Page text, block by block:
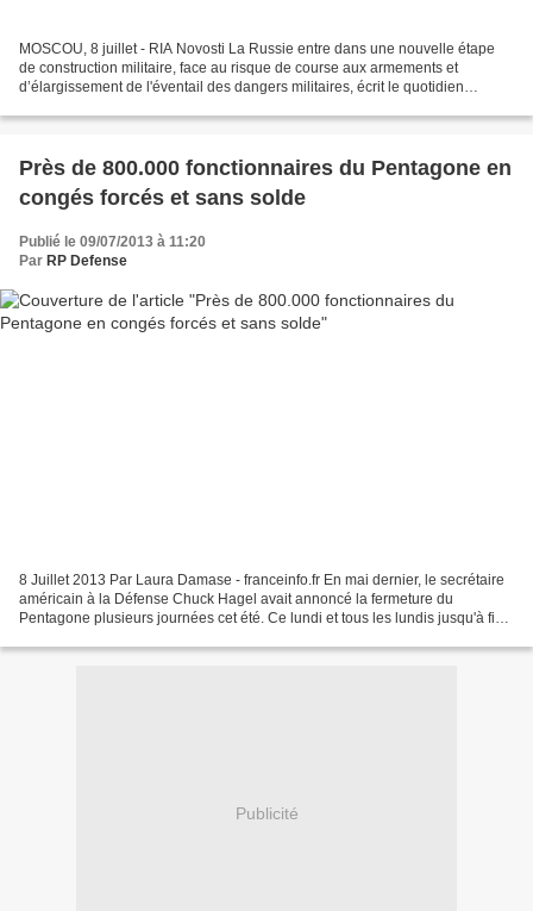
MOSCOU, 8 juillet - RIA Novosti La Russie entre dans une nouvelle étape
de construction militaire, face au risque de course aux armements et
d’élargissement de l'éventail des dangers militaires, écrit le quotidien
Près de 800.000 fonctionnaires du Pentagone en
congés forcés et sans solde
Publié le 09/07/2013 à 11:20
Par RP Defense
8 Juillet 2013 Par Laura Damase - franceinfo.fr En mai dernier, le secrétaire
américain à la Défense Chuck Hagel avait annoncé la fermeture du
Pentagone plusieurs journées cet été. Ce lundi et tous les lundis jusqu'à fin
Publicité